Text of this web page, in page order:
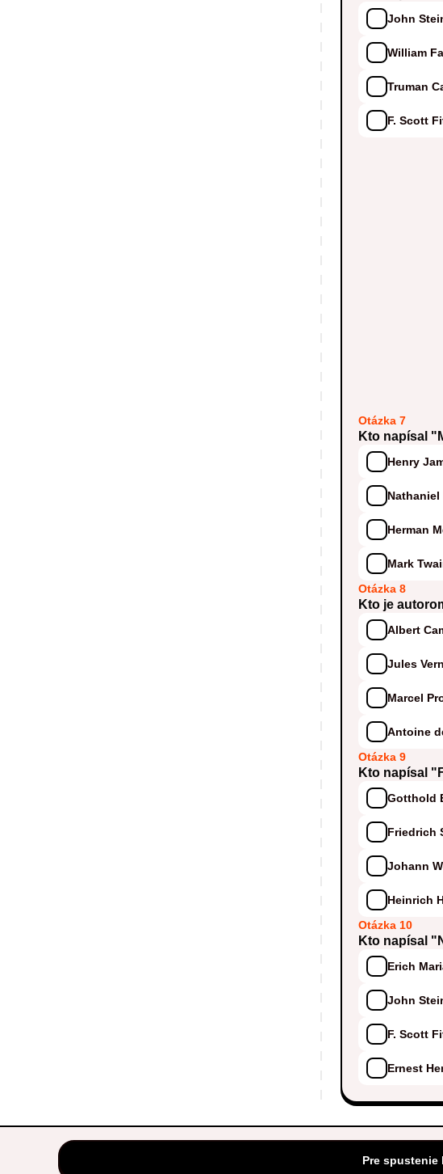
John
William
Truman
F. Scott
Otázka 7
Kto napísal
Henry
Herman
Mark
Otázka 8
Kto je
Albert
Jules
Marcel
Antoine
Otázka 9
Kto napísal
Gotthold
Friedrich
Johann
Heinrich
Otázka 10
Kto napísal
Erich
John
F. Scott
Ernest
Pre